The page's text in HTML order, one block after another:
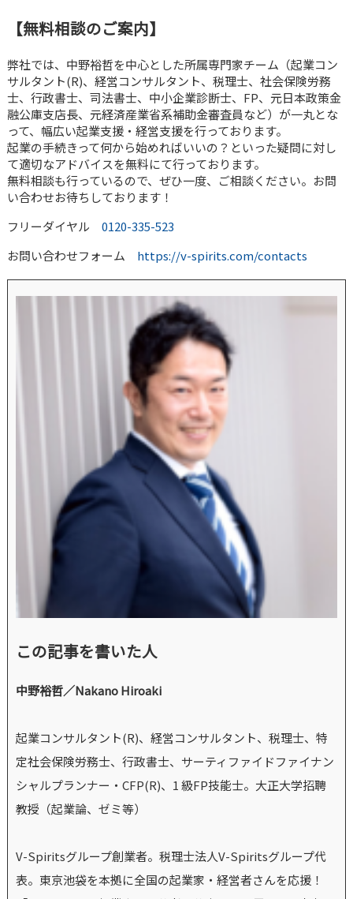
【無料相談のご案内】
弊社では、中野裕哲を中心とした所属専門家チーム（起業コン
サルタント(R)、経営コンサルタント、税理士、社会保険労務
士、行政書士、司法書士、中小企業診断士、FP、元日本政策金
融公庫支店長、元経済産業省系補助金審査員など）が一丸とな
って、幅広い起業支援・経営支援を行っております。
起業の手続きって何から始めればいいの？といった疑問に対し
て適切なアドバイスを無料にて行っております。
無料相談も行っているので、ぜひ一度、ご相談ください。お問
い合わせお待ちしております！
フリーダイヤル 0120-335-523
お問い合わせフォーム https://v-spirits.com/contacts
この記事を書いた人
中野裕哲／Nakano Hiroaki
起業コンサルタント(R)、経営コンサルタント、税理士、特
定社会保険労務士、行政書士、サーティファイドファイナン
シャルプランナー・CFP(R)、1 級FP技能士。大正大学招聘
教授（起業論、ゼミ等）
V-Spiritsグループ創業者。税理士法人V-Spiritsグループ代
表。東京池袋を本拠に全国の起業家・経営者さんを応援！